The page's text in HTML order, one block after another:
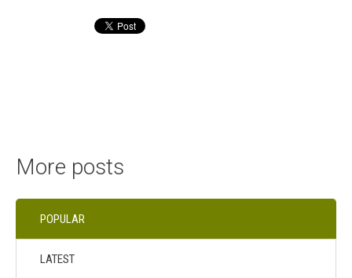
More posts
POPULAR
LATEST